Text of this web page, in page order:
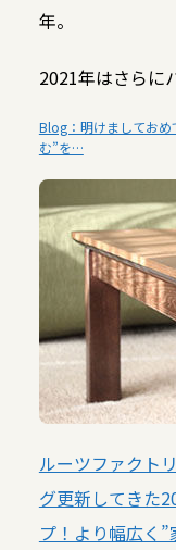
年。
2021年はさらに
Blog：明けましておめ
む”を…
ルーツファクト
グ更新してきた
プ！より幅広く